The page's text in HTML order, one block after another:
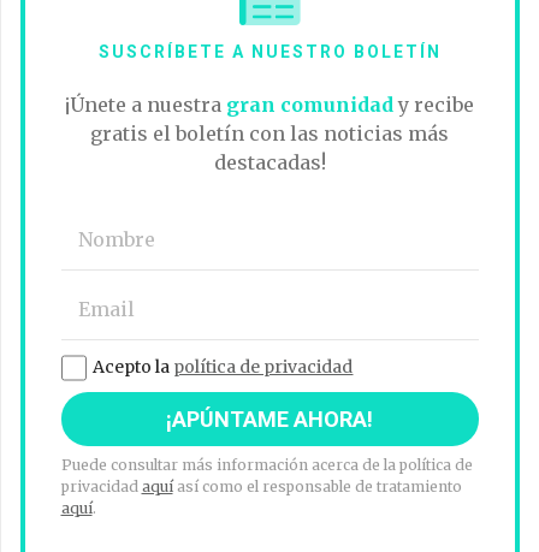
SUSCRÍBETE A NUESTRO BOLETÍN
¡Únete a nuestra gran comunidady recibe
gratis el boletín con las noticias más
destacadas!
Acepto la política de privacidad
Puede consultar más información acerca de la política de
privacidad aquíasí como el responsable de tratamiento
aquí.